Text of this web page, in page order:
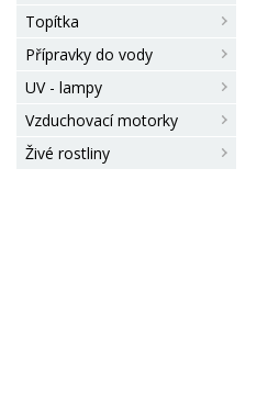
Topítka
Přípravky do vody
UV - lampy
Vzduchovací motorky
Živé rostliny